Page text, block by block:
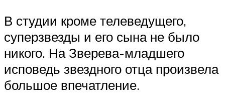
В студии кроме телеведущего,
суперзвезды и его сына не было
никого. На Зверева-младшего
исповедь звездного отца произвела
большое впечатление.